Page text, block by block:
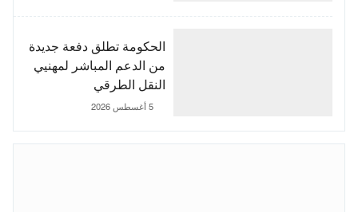
الحكومة تطلق دفعة جديدة
من الدعم المباشر لمهنيي
النقل الطرقي
5 أغسطس 2026